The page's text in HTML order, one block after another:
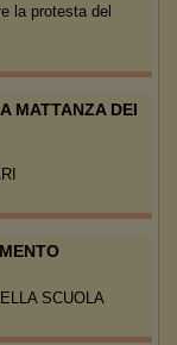
la protesta del
MATTANZA DEI
SCUOLA